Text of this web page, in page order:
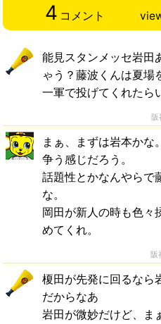
4 コメント
能見スタンメッセ岩田
ゃう？藤波くんは夏場
一軍で投げてくれたら
阪
まぁ、まずは岩本かな
争う感じだろう。
話題性とかなんやらで
な。
岡田が新人の時も色々
めてくれ。
阪
榎田が先発に回るなら
だからなあ
岩田が微妙だけど、ま